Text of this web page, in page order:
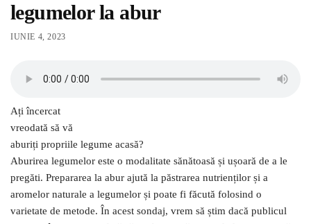
legumelor la abur
IUNIE 4, 2023
Ați încercat
vreodată să vă
aburiți propriile legume acasă?
Aburirea legumelor este o modalitate sănătoasă și ușoară de a le
pregăti. Prepararea la abur ajută la păstrarea nutrienților și a
aromelor naturale a legumelor și poate fi făcută folosind o
varietate de metode. În acest sondaj, vrem să știm dacă publicul